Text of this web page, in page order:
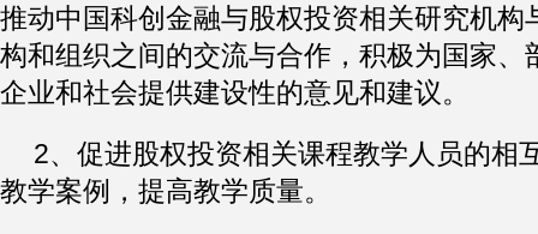
推动中国科创金融与股权投资相关研究机构
构和组织之间的交流与合作，积极为国家、
企业和社会提供建设性的意见和建议。
2、促进股权投资相关课程教学人员的相
教学案例，提高教学质量。